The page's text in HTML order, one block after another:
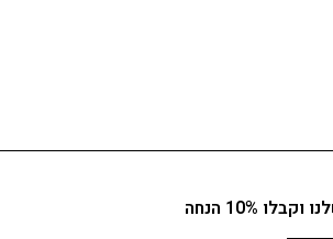
10% הנחה